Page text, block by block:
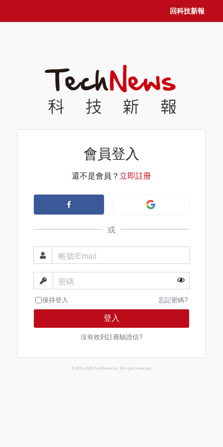
回科技新報
會員登入
還不是會員？ 立即註冊
或
帳號/Email
密碼
保持登入 忘記密碼?
登入
沒有收到註冊驗證信?
© 2013-2026 TechNews Inc. All rights reserved.